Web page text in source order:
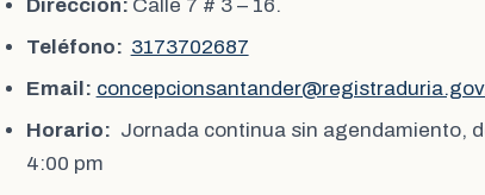
Dirección: Calle 7 # 3 – 16.
Teléfono: 3173702687
Email:
Horario: Jornada continua sin agendamiento,
4:00 pm